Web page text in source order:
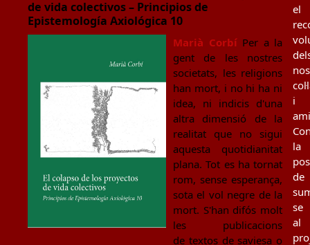
de vida colectivos – Principios de
Epistemología Axiológica 10
Marià CorbíPer a la
gent de les nostres
societats, les religions
han mort, i no hi ha ni
idea, ni indicis d'una
altra dimensió de la
realitat que no sigui
aquesta quotidianitat
plana. Tot es ha tornat
rom, sense esperança,
sota el vol negre de la
mort. S'han difós molt
les publicacions
de textos de saviesa o
el
i
la
de
se
al